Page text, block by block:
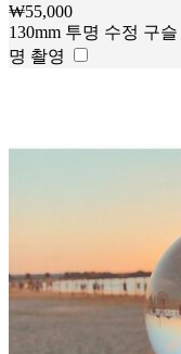
₩55,000
130mm 투명 수정 구
명 촬영